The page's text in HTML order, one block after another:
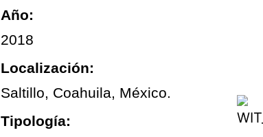
Año:
2018
Localización:
Saltillo, Coahuila, México.
Tipología: